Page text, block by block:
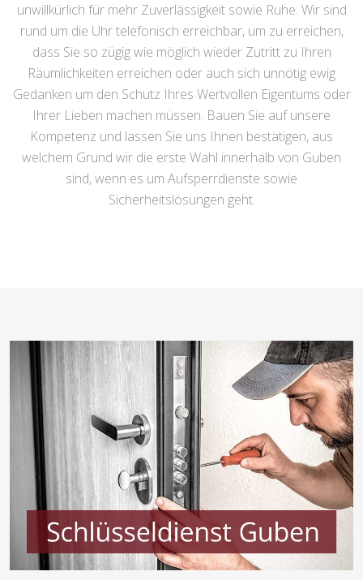
unwillkürlich für mehr Zuverlässigkeit sowie Ruhe. Wir sind
rund um die Uhr telefonisch erreichbar, um zu erreichen,
dass Sie so zügig wie möglich wieder Zutritt zu Ihren
Räumlichkeiten erreichen oder auch sich unnötig ewig
Gedanken um den Schutz Ihres Wertvollen Eigentums oder
Ihrer Lieben machen müssen. Bauen Sie auf unsere
Kompetenz und lassen Sie uns Ihnen bestätigen, aus
welchem Grund wir die erste Wahl innerhalb von Guben
sind, wenn es um Aufsperrdienste sowie
Sicherheitslösungen geht.